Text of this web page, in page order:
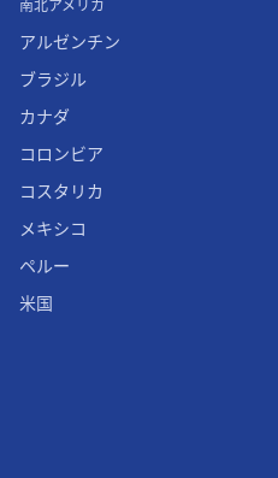
南北アメリカ
アルゼンチン
ブラジル
カナダ
コロンビア
コスタリカ
メキシコ
ペルー
米国